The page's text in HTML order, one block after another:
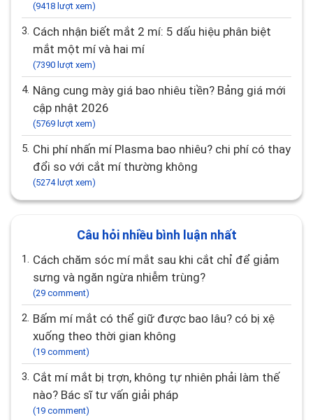
(9418 lượt xem)
3. Cách nhận biết mắt 2 mí: 5 dấu hiệu phân biệt
mắt một mí và hai mí
(7390 lượt xem)
4. Nâng cung mày giá bao nhiêu tiền? Bảng giá mới
cập nhật 2026
(5769 lượt xem)
5. Chi phí nhấn mí Plasma bao nhiêu? chi phí có thay
đổi so với cắt mí thường không
(5274 lượt xem)
Câu hỏi nhiều bình luận nhất
1. Cách chăm sóc mí mắt sau khi cắt chỉ để giảm
sưng và ngăn ngừa nhiễm trùng?
(29 comment)
2. Bấm mí mắt có thể giữ được bao lâu? có bị xệ
xuống theo thời gian không
(19 comment)
3. Cắt mí mắt bị trợn, không tự nhiên phải làm thế
nào? Bác sĩ tư vấn giải pháp
(19 comment)